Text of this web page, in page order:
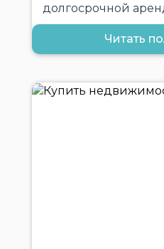
долгосрочной
Читать